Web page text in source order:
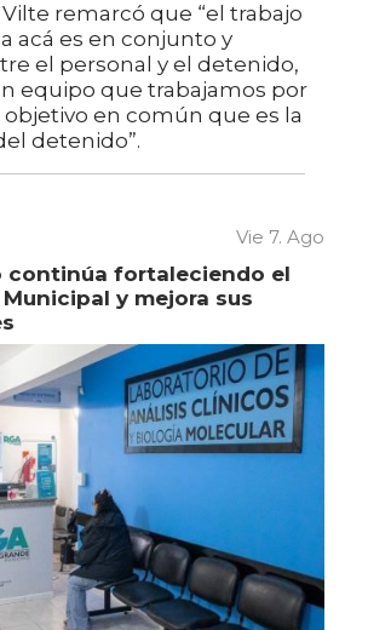
remarcó que “el trabajo
acá es en conjunto y
el personal y el detenido,
equipo que trabajamos por
en común que es la
detenido”.
Vie 7. Ago
continúa fortaleciendo el
y mejora sus